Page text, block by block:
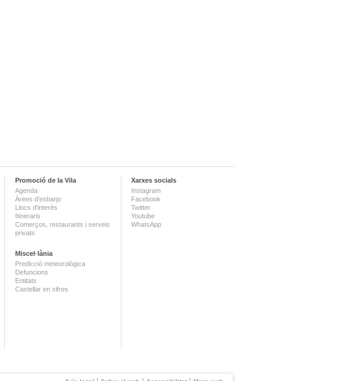
Promoció de la Vila
Agenda
Àrees d'esbarjo
Llocs d'interès
Itineraris
Comerços, restaurants i serveis
privats
Miscel·lània
Predicció meteorològica
Defuncions
Entitats
Castellar en xifres
Xarxes socials
Instagram
Facebook
Twitter
Youtube
WhatsApp